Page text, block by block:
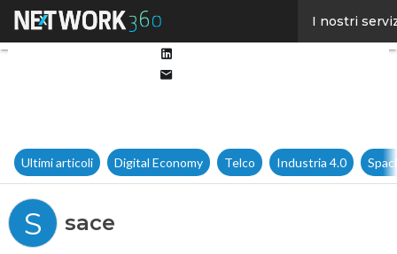
I nostri
Ultimi articoli Digital Economy Telco Industria 4.0
S sace